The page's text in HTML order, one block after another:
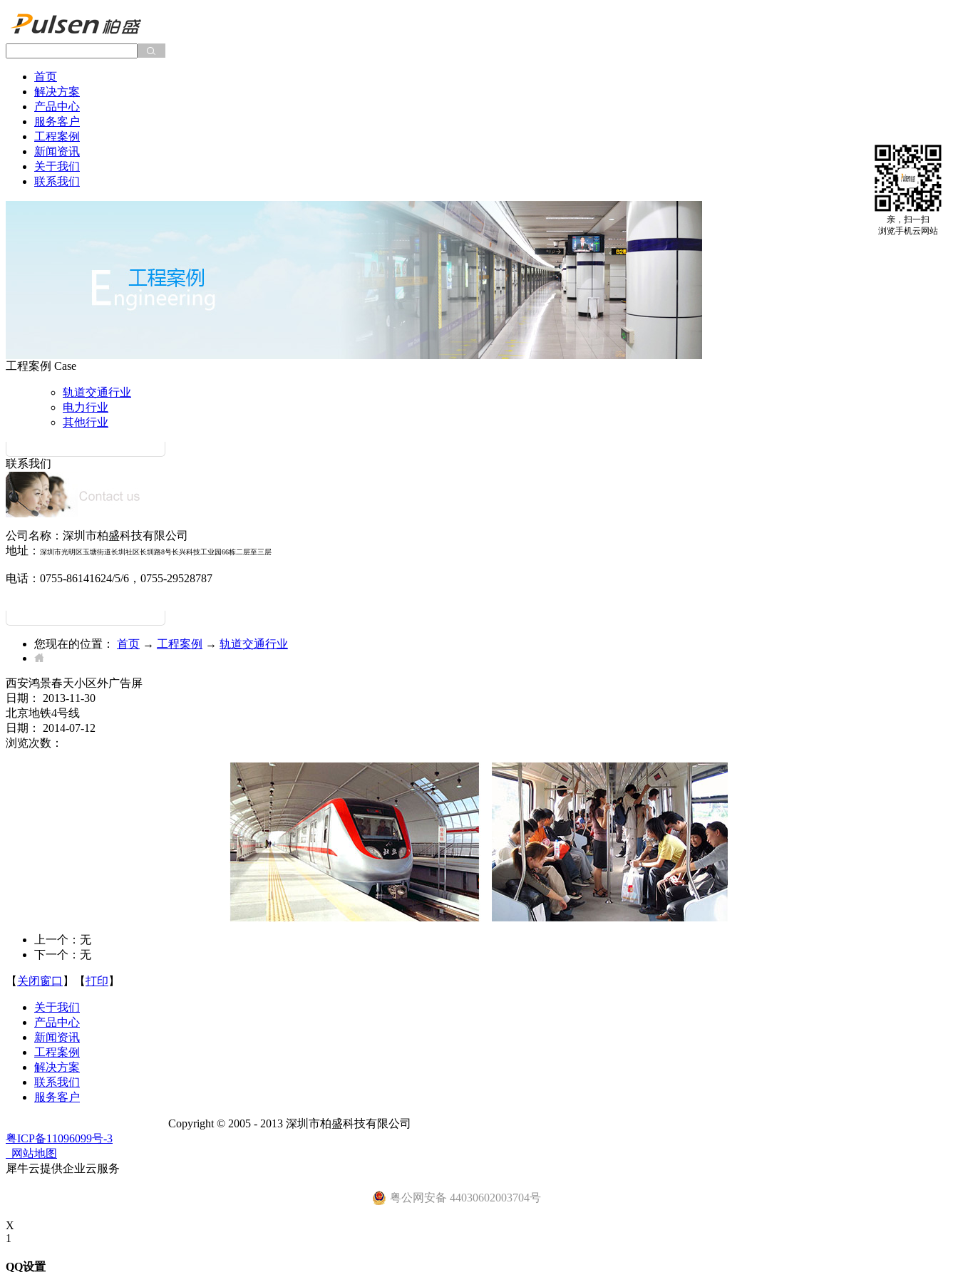
首页
解决方案
产品中心
服务客户
工程案例
新闻资讯
关于我们
联系我们
工程案例 Case
轨道交通行业
电力行业
其他行业
联系我们
公司名称：深圳市柏盛科技有限公司
地址：
深圳市光明区玉塘街道长圳社区长圳路8号长兴科技工业园66栋二层至三层
电话：0755-86141624/5/6，0755-29528787
您现在的位置： 首页 → 工程案例 → 轨道交通行业
西安鸿景春天小区外广告屏
日期：
2013-11-30
北京地铁4号线
日期：
2014-07-12
浏览次数：
上一个：无
下一个：无
【 关闭窗口 】【打印 】
关于我们
产品中心
新闻资讯
工程案例
解决方案
联系我们
服务客户
Copyright © 2005 - 2013 深圳市柏盛科技有限公司
粤ICP备11096099号-3
网站地图
犀牛云提供企业云服务
粤公网安备 44030602003704号
X
1
QQ设置
亲，扫一扫
浏览手机云网站